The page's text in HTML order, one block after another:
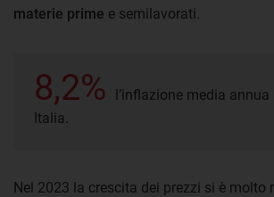
materie prime e semilavorati.
8,2%
l’inflazione media
Italia.
Nel 2023 la crescita dei prezzi si è molto